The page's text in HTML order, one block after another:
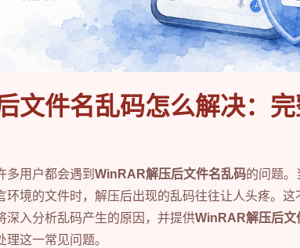
文件名乱码怎么解决：
多用户都会遇到 WinRAR解压后文件名乱码的问题。
境的文件时，解压后出现的乱码往往让人头疼。这
深入分析乱码产生的原因，并提供WinRAR解压后文
这一常见问题。